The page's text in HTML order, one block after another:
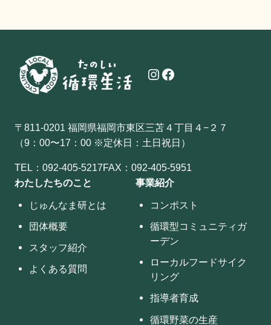
Instagram Facebook
〒811-0201 福岡県福岡市東区三苫４丁目４−２７
（9：00〜17：00 ※定休日：土日祝日）
TEL：092-405-5217FAX：092-405-5951
わたしたちのこと
じゅんなま研とは
団体概要
スタッフ紹介
よくある質問
事業紹介
コンポスト
循環型コミュニティガ
ーデン
ローカルフードサイク
リング
指導者育成
循環野菜の生産